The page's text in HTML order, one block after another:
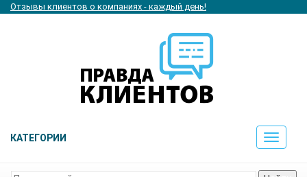
Отзывы клиентов о компаниях - каждый день!
КАТЕГОРИИ
Toggle